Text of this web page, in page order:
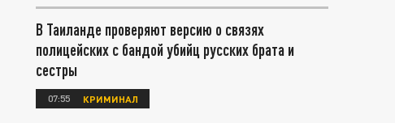
В Таиланде проверяют версию о связях
полицейских с бандой убийц русских брата и
сестры
07:55 КРИМИНАЛ